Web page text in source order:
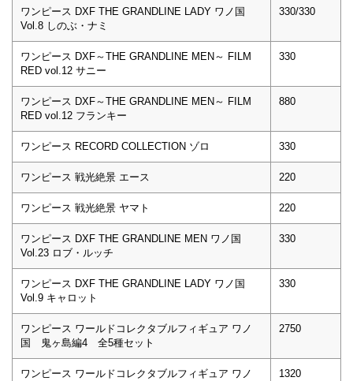
ワンピース DXF THE GRANDLINE LADY ワノ国
Vol.8 しのぶ・ナミ
330/330
ワンピース DXF～THE GRANDLINE MEN～ FILM
RED vol.12 サニー
330
ワンピース DXF～THE GRANDLINE MEN～ FILM
RED vol.12 フランキー
880
ワンピース RECORD COLLECTION ゾロ 330
ワンピース 戦光絶景 エース 220
ワンピース 戦光絶景 ヤマト 220
ワンピース DXF THE GRANDLINE MEN ワノ国
Vol.23 ロブ・ルッチ
330
ワンピース DXF THE GRANDLINE LADY ワノ国
Vol.9 キャロット
330
ワンピース ワールドコレクタブルフィギュア ワノ
国 鬼ヶ島編4 全5種セット
2750
ワンピース ワールドコレクタブルフィギュア ワノ
1320